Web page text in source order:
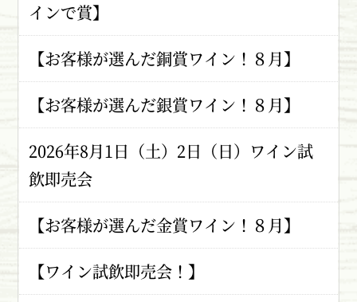
インで賞】
【お客様が選んだ銅賞ワイン！８月】
【お客様が選んだ銀賞ワイン！８月】
2026年8月1日（土）2日（日）ワイン試
飲即売会
【お客様が選んだ金賞ワイン！８月】
【ワイン試飲即売会！】